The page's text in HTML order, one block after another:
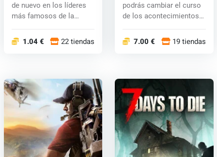
de nuevo en los líderes
más famosos de la
1.04 € 22 tiendas
podrás cambiar el curso
de los acontecimientos
7.00 € 19 tiendas